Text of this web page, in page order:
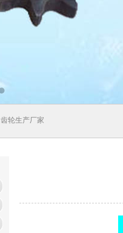
齿轮生产厂家